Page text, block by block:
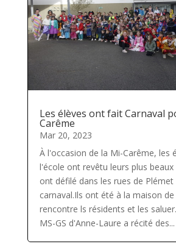
Les élèves ont fait Carnaval
Carême
Mar 20, 2023
À l'occasion de la Mi-Carême, les
l'école ont revêtu leurs plus
ont défilé dans les rues de Plémet
carnaval.Ils ont été à la maison
rencontre ls résidents et les
MS-GS d'Anne-Laure a récité des...